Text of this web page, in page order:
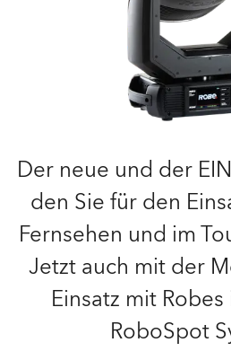
Der neue und der
den Sie für den
Fernsehen und im
Jetzt auch mit der
Einsatz mit
RoboSpot